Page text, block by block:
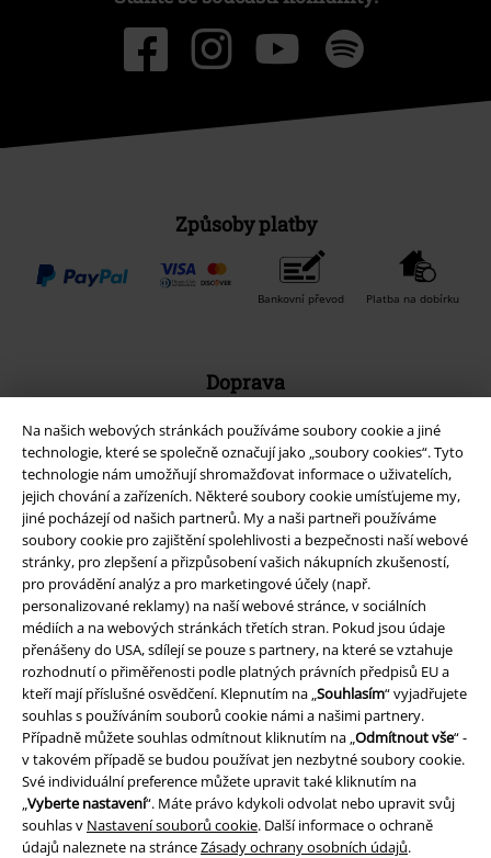
Na našich webových stránkách používáme soubory cookie a jiné
technologie, které se společně označují jako „soubory cookies“. Tyto
technologie nám umožňují shromažďovat informace o uživatelích,
jejich chování a zařízeních. Některé soubory cookie umísťujeme my,
jiné pocházejí od našich partnerů. My a naši partneři používáme
soubory cookie pro zajištění spolehlivosti a bezpečnosti naší webové
stránky, pro zlepšení a přizpůsobení vašich nákupních zkušeností,
pro provádění analýz a pro marketingové účely (např.
personalizované reklamy) na naší webové stránce, v sociálních
médiích a na webových stránkách třetích stran. Pokud jsou údaje
přenášeny do USA, sdílejí se pouze s partnery, na které se vztahuje
rozhodnutí o přiměřenosti podle platných právních předpisů EU a
kteří mají příslušné osvědčení. Klepnutím na „ Souhlasím“ vyjadřujete
souhlas s používáním souborů cookie námi a našimi partnery.
Případně můžete souhlas odmítnout kliknutím na „ Odmítnout vše“ -
v takovém případě se budou používat jen nezbytné soubory cookie.
Své individuální preference můžete upravit také kliknutím na
Vyberte nastavení“. Máte právo kdykoli odvolat nebo upravit svůj
souhlas v Nastavení souborů cookie. Další informace o ochraně
údajů naleznete na stránceZásady ochrany osobních údajů.
Způsoby platby
Bankovní převod Platba na dobírku
Doprava
Balíkovna Balík Do ruky
EMP aplikaci
Stáhněte si novou EMP aplikaci zdarma a využijte všechny nové
funkce a výhody!
A Warner Music Group Company